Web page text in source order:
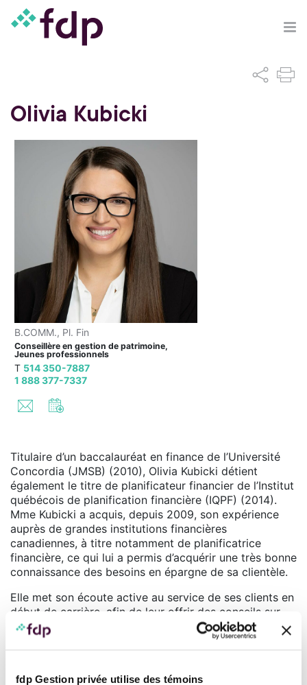
fdp Gestion privée utilise des témoins
Olivia Kubicki
B.COMM., Pl. Fin
Conseillère en gestion de patrimoine,
Jeunes professionnels
T 514 350-7887
1 888 377-7337
Titulaire d’un baccalauréat en finance de l’Université
Concordia (JMSB) (2010), Olivia Kubicki détient
également le titre de planificateur financier de l’Institut
québécois de planification financière (IQPF) (2014).
Mme Kubicki a acquis, depuis 2009, son expérience
auprès de grandes institutions financières
canadiennes, à titre notamment de planificatrice
financière, ce qui lui a permis d’acquérir une très bonne
connaissance des besoins en épargne de sa clientèle.
Elle met son écoute active au service de ses clients en
début de carrière, afin de leur offrir des conseils sur
mesure afin qu’ils atteignent leurs objectifs financiers à
chaque étape de leur carrière.
Équipes